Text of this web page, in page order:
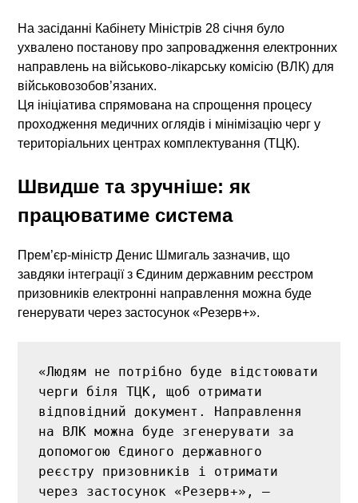
На засіданні Кабінету Міністрів 28 січня було
ухвалено постанову про запровадження електронних
направлень на військово-лікарську комісію (ВЛК) для
військовозобов’язаних.
Ця ініціатива спрямована на спрощення процесу
проходження медичних оглядів і мінімізацію черг у
територіальних центрах комплектування (ТЦК).
Швидше та зручніше: як
працюватиме система
Прем’єр-міністр Денис Шмигаль зазначив, що
завдяки інтеграції з Єдиним державним реєстром
призовників електронні направлення можна буде
генерувати через застосунок «Резерв+».
«Людям не потрібно буде відстоювати
черги біля ТЦК, щоб отримати
відповідний документ. Направлення
на ВЛК можна буде згенерувати за
допомогою Єдиного державного
реєстру призовників і отримати
через застосунок «Резерв+», —